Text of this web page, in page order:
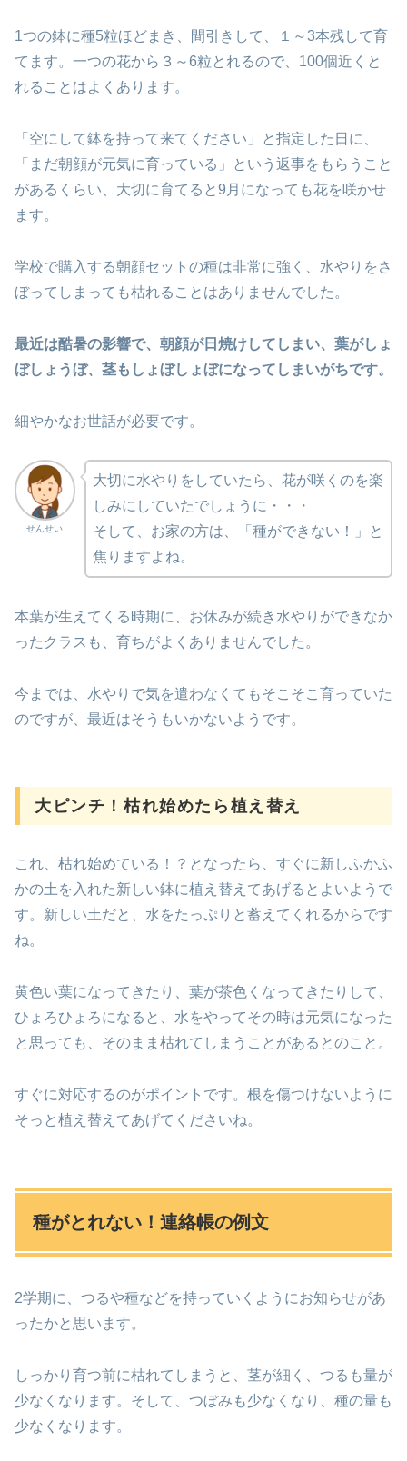
1つの鉢に種5粒ほどまき、間引きして、１～3本残して育
てます。一つの花から３～6粒とれるので、100個近くと
れることはよくあります。
「空にして鉢を持って来てください」と指定した日に、
「まだ朝顔が元気に育っている」という返事をもらうこと
があるくらい、大切に育てると9月になっても花を咲かせ
ます。
学校で購入する朝顔セットの種は非常に強く、水やりをさ
ぼってしまっても枯れることはありませんでした。
最近は酷暑の影響で、朝顔が日焼けしてしまい、葉がしょ
ぼしょうぼ、茎もしょぼしょぼになってしまいがちです。
細やかなお世話が必要です。
せんせい
大切に水やりをしていたら、花が咲くのを楽
しみにしていたでしょうに・・・
そして、お家の方は、「種ができない！」と
焦りますよね。
本葉が生えてくる時期に、お休みが続き水やりができなか
ったクラスも、育ちがよくありませんでした。
今までは、水やりで気を遣わなくてもそこそこ育っていた
のですが、最近はそうもいかないようです。
大ピンチ！枯れ始めたら植え替え
これ、枯れ始めている！？となったら、すぐに新しふかふ
かの土を入れた新しい鉢に植え替えてあげるとよいようで
す。新しい土だと、水をたっぷりと蓄えてくれるからです
ね。
黄色い葉になってきたり、葉が茶色くなってきたりして、
ひょろひょろになると、水をやってその時は元気になった
と思っても、そのまま枯れてしまうことがあるとのこと。
すぐに対応するのがポイントです。根を傷つけないように
そっと植え替えてあげてくださいね。
種がとれない！連絡帳の例文
2学期に、つるや種などを持っていくようにお知らせがあ
ったかと思います。
しっかり育つ前に枯れてしまうと、茎が細く、つるも量が
少なくなります。そして、つぼみも少なくなり、種の量も
少なくなります。